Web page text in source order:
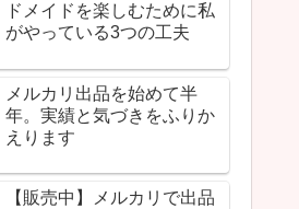
ドメイドを楽しむために私
がやっている3つの工夫
メルカリ出品を始めて半
年。実績と気づきをふりか
えります
【販売中】メルカリで出品